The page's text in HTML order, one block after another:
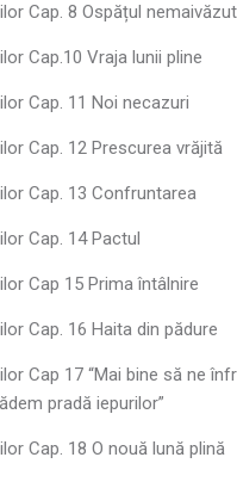
Cap. 8 Ospățul nemaivăzut
Cap.10 Vraja lunii pline
Cap. 11 Noi necazuri
Cap. 12 Prescurea vrăjită
Cap. 13 Confruntarea
Cap. 14 Pactul
Cap 15 Prima întâlnire
Cap. 16 Haita din pădure
Cap 17 “Mai bine să ne
pradă iepurilor”
Cap. 18 O nouă lună plină